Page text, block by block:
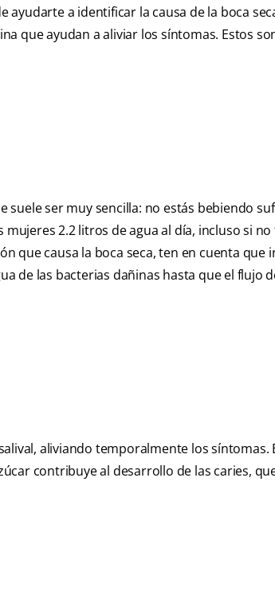
ayudarte a identificar la causa de la boca
que ayudan a aliviar los síntomas. Estos
ser muy sencilla: no estás bebiendo
2.2 litros de agua al día, incluso si
que causa la boca seca, ten en cuenta que
de las bacterias dañinas hasta que el flujo
aliviando temporalmente los síntomas.
contribuye al desarrollo de las caries,